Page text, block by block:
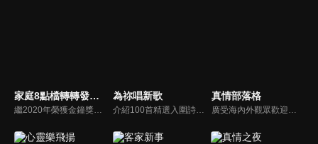
家庭8點檔轉轉發現愛 為祢唱新歌
介紹100首精選入圍詩歌及創作新秀；以及資深詩歌創作人及知名基督徒藝人，如巫啟賢、張芸京、TANK、盛曉玫等。分享他們的創作故事，或感動他們的一首詩歌。一起唱新歌，來為主打歌。
真情部落格